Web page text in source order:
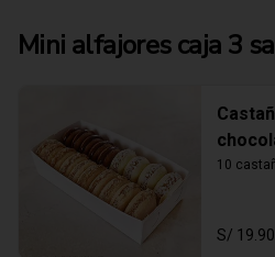
Mini alfajores caja 3
10
S/ 19.90